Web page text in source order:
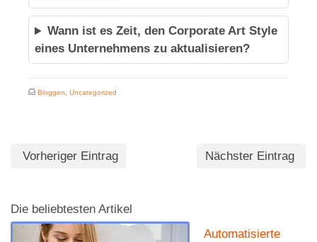
Wann ist es Zeit, den Corporate Art Style
eines Unternehmens zu aktualisieren?
Bloggen, Uncategorized
Vorheriger Eintrag Nächster Eintrag
Die beliebtesten Artikel
Automatisierte